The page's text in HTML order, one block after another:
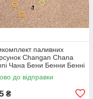
паливних
Changan Chana
Чана Бени Бенни Бенні
до відправки
₴